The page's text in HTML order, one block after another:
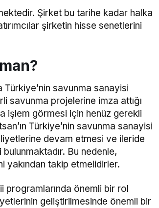
Şirket bu tarihe kadar halka
şirketin hisse senetlerini
savunma sanayisi
savunma projelerine imza attığı
işlem görmesi için henüz gerekli
Türkiye’nin savunma sanayisi
devam etmesi ve ileride
Bu nedenle,
yakından takip etmelidirler.
programlarında önemli bir rol
geliştirilmesinde önemli bir